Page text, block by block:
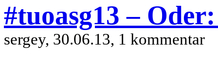
#tuoasg13 –
sergey, 30.06.13, 1 kommentar